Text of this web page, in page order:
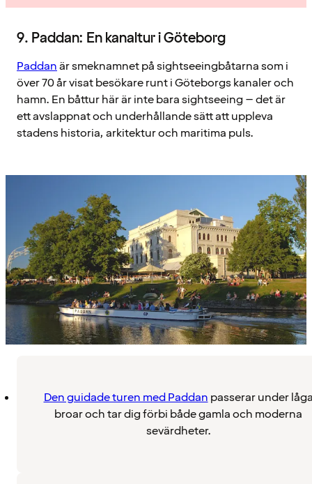
9. Paddan: En kanaltur i Göteborg
Paddanär smeknamnet på sightseeingbåtarna som i
över 70 år visat besökare runt i Göteborgs kanaler och
hamn. En båttur här är inte bara sightseeing – det är
ett avslappnat och underhållande sätt att uppleva
stadens historia, arkitektur och maritima puls.
Den guidade turen med Paddan passerar under
broar och tar dig förbi både gamla och moderna
sevärdheter.